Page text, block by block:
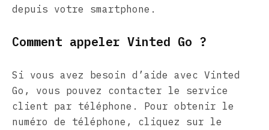
depuis votre smartphone.
Comment appeler Vinted Go ?
Si vous avez besoin d’aide avec Vinted
Go, vous pouvez contacter le service
client par téléphone. Pour obtenir le
numéro de téléphone, cliquez sur le